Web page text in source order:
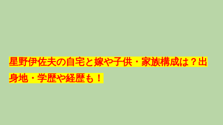
星野伊佐夫の自宅と嫁や子供・家族構成は？出
身地・学歴や経歴も！